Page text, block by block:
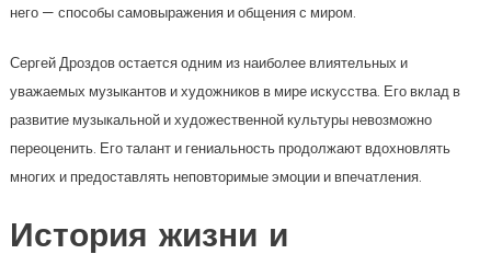
него — способы самовыражения и общения с миром.
Сергей Дроздов остается одним из наиболее влиятельных и
уважаемых музыкантов и художников в мире искусства. Его вклад в
развитие музыкальной и художественной культуры невозможно
переоценить. Его талант и гениальность продолжают вдохновлять
многих и предоставлять неповторимые эмоции и впечатления.
История жизни и